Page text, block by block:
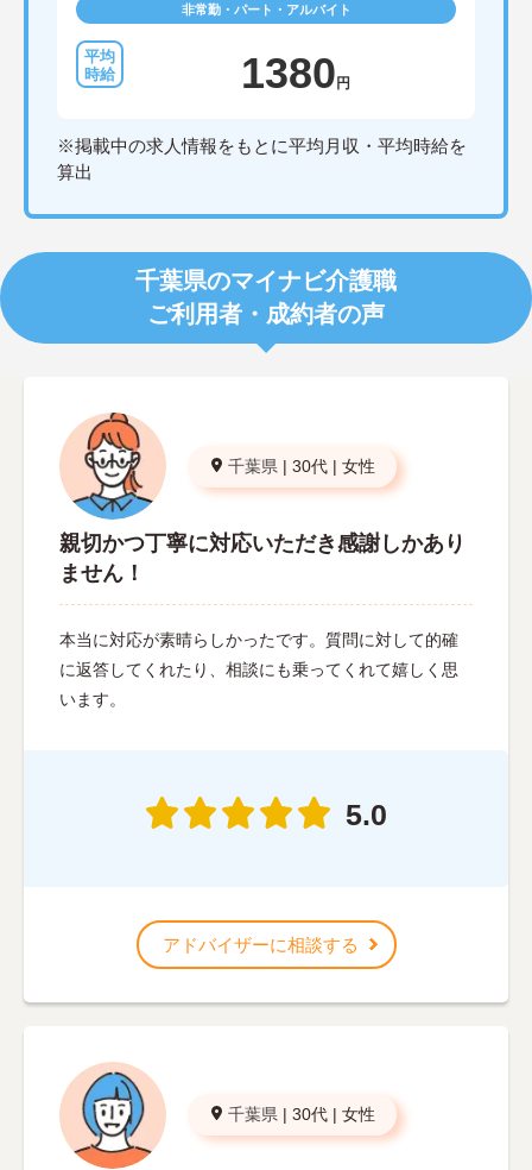
非常勤・パート・アルバイト
1380 円
※掲載中の求人情報をもとに平均月収・平均時給を
算出
千葉県のマイナビ介護職
ご利用者・成約者の声
千葉県 | 30代 | 女性
親切かつ丁寧に対応いただき感謝しかあり
ません！
本当に対応が素晴らしかったです。質問に対して的確
に返答してくれたり、相談にも乗ってくれて嬉しく思
います。
5.0
アドバイザーに相談する
千葉県 | 30代 | 女性